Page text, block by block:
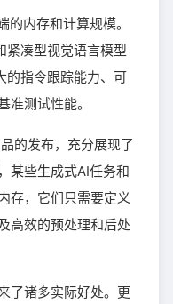
内存和计算规模。
紧凑型视觉语言模型
的指令跟踪能力、可
准测试性能。
的发布，充分展现了
某些生成式AI任务和
存，它们只需要定义
高效的预处理和后处
了诸多实际好处。更